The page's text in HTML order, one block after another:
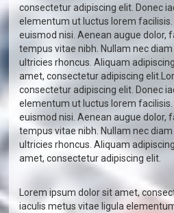
consectetur adipiscing elit. Donec
elementum ut luctus lorem facilisis.
euismod nisi. Aenean augue dolor,
tempus vitae nibh. Nullam nec
ultricies rhoncus. Aliquam
amet, consectetur adipiscing
consectetur adipiscing elit. Donec
elementum ut luctus lorem facilisis.
euismod nisi. Aenean augue dolor,
tempus vitae nibh. Nullam nec
ultricies rhoncus. Aliquam
amet, consectetur adipiscing elit.
Lorem ipsum dolor sit amet,
iaculis metus vitae ligula